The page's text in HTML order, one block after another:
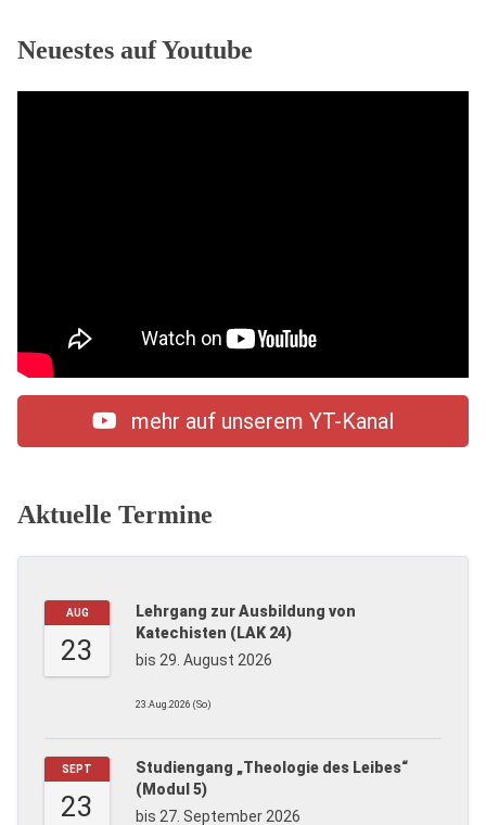
Neuestes auf Youtube
mehr auf unserem YT-Kanal
Aktuelle Termine
AUG
23
Lehrgang zur Ausbildung von
Katechisten (LAK 24)
bis 29. August 2026
23.Aug.2026 (So)
SEPT
23
Studiengang „Theologie des Leibes“
(Modul 5)
bis 27. September 2026